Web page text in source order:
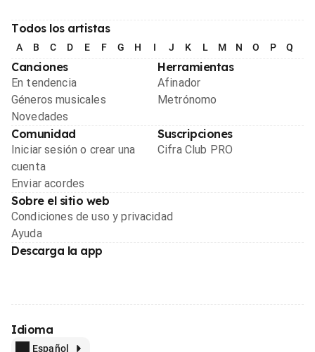
Todos los artistas
A B C D E F G H I J K L M N O P Q
Canciones
En tendencia
Géneros musicales
Novedades
Herramientas
Afinador
Metrónomo
Comunidad
Iniciar sesión o crear una
cuenta
Enviar acordes
Suscripciones
Cifra Club PRO
Sobre el sitio web
Condiciones de uso y privacidad
Ayuda
Descarga la app
Idioma
Español